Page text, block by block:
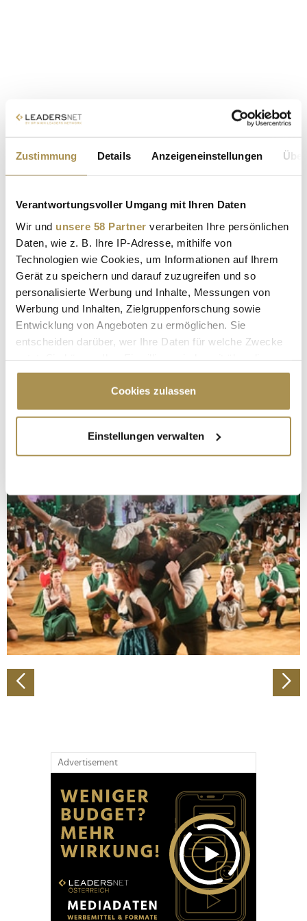
Zustimmung Details Anzeigeneinstellungen
Verantwortungsvoller Umgang mit Ihren Daten
Wir und unsere 58 Partner verarbeiten Ihre persönlichen
Daten, wie z. B. Ihre IP-Adresse, mithilfe von
Technologien wie Cookies, um Informationen auf Ihrem
Gerät zu speichern und darauf zuzugreifen und so
personalisierte Werbung und Inhalte, Messungen von
Werbung und Inhalten, Zielgruppenforschung sowie
Entwicklung von Angeboten zu ermöglichen. Sie
entscheiden darüber, wer Ihre Daten für welche Zwecke
Cookie-Erklärung oder durch Klicken auf das Privacy
Trigger Symbol ändern oder widerrufen
Informationen über Ihre geografische Lage
erfassen, welche bis auf einige Meter genau sein
bestimmten Merkmalen (Fingerprinting) identifizieren
Erfahren Sie mehr darüber, wie Ihre persönlichen Daten
verarbeitet werden, und legen Sie Ihre Präferenzen im
Abschnitt Einzelheiten fest.
Wir verwenden Cookies, um Inhalte und Anzeigen zu
personalisieren, Funktionen für soziale Medien anbieten
zu können und die Zugriffe auf unsere Website zu
analysieren. Außerdem geben wir Informationen zu Ihrer
Verwendung unserer Website an unsere Partner für
soziale Medien, Werbung und Analysen weiter. Unsere
Partner führen diese Informationen möglicherweise mit
Cookies zulassen
Einstellungen verwalten
Advertisement